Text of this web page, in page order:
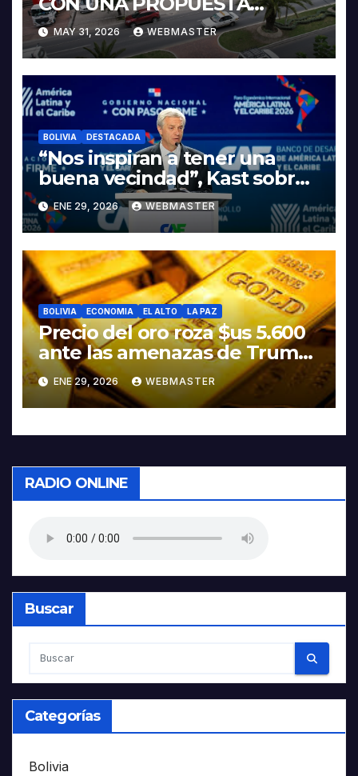
INTEGRAL PARA IMPULSAR
LA ELECTROMOVILIDAD Y LA
INDUSTRIALIZACIÓN DEL
LITIO
MAY 31, 2026 WEBMASTER
BOLIVIA DESTACADA
“Nos inspiran a tener una
buena vecindad”, Kast sobre
discurso del presidente
Rodrigo Paz
ENE 29, 2026 WEBMASTER
BOLIVIA ECONOMIA EL ALTO LA PAZ
Precio del oro roza $us 5.600
ante las amenazas de Trump
contra Irán
ENE 29, 2026 WEBMASTER
RADIO ONLINE
Buscar
Categorías
Bolivia